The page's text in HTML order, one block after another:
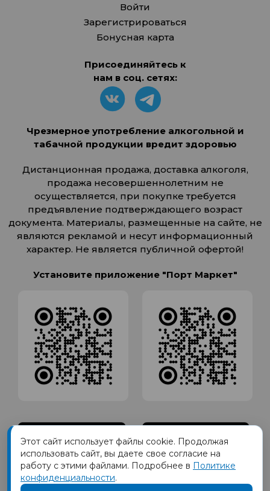
Войти
Зарегистрироваться
Бонусная карта
Присоединяйтесь к
нам в соц. сетях:
Чрезмерное употребление алкогольной и
табачной продукции вредит здоровью
Дистанционная продажа, доставка алкоголя,
продажа несовершеннолетним не
осуществляется, при покупке требуется
предъявление подтверждающего возраст
документа. Материалы, размещенные на сайте, не
являются рекламой и несут информационный
характер. Не является публичной офертой!
Установите приложение "Порт Маркет"
Товарный знак ПОРТ принадлежит Обществу с Ограниченной
ответственностью СИГМАТОРГ, ОГРН 1191690035570, ИНН 1655417189
Этот сайт использует файлы cookie. Продолжая
использовать сайт, вы даете свое согласие на
работу с этими файлами. Подробнее в Политике
конфиденциальности.